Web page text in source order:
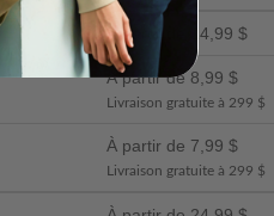
À partir de 24,99 $
À partir de 8,99 $
Livraison gratuite à 299 $
À partir de 7,99 $
Livraison gratuite à 299 $